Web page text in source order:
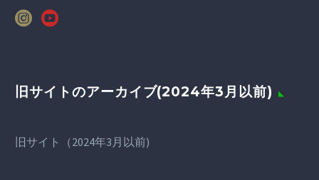
旧サイトのアーカイブ(2024年3月以前)
旧サイト（2024年3月以前)